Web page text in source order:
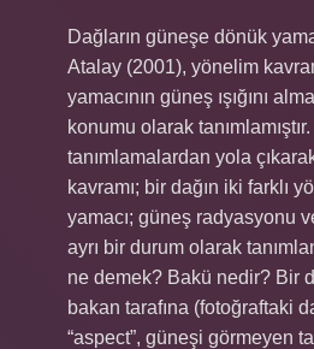
Dağların güneşe dönük
Atalay (2001), yönelim
yamacının güneş ışığını
konumu olarak
tanımlamalardan yola
kavramı; bir dağın iki farklı
yamacı; güneş radyasyonu
ayrı bir durum olarak
ne demek? Bakü nedir? Bir
bakan tarafına (fotoğraftaki
“aspect”, güneşi görmeyen